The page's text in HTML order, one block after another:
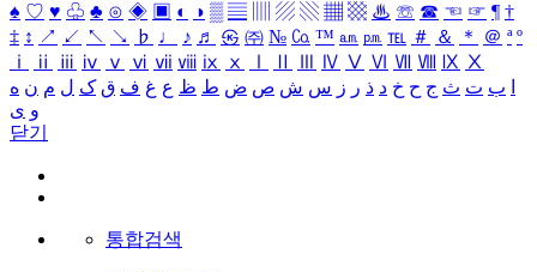
♠ ♡ ♥ ♧ ♣ ⊙ ◈ ▣ ◐ ◑ ▒ ▤ ▨ ▧ ▦ ▩ ♨ ☏ ☎ ☜ ☞ ¶ †
‡ ↕ ↗ ↙ ↖ ↘ ♭ ♩ ♪ ♬ ㉿ ㈜ № ㏇ ™ ㏂ ㏘ ℡ ＃ ＆ ＊ ＠ ª º
ⅰ
ⅱ ⅲ ⅳ ⅴ ⅵ ⅶ ⅷ ⅸ ⅹ Ⅳ Ⅴ Ⅵ Ⅶ Ⅷ Ⅸ Ⅹ
ب ت ث ج ح خ د ذ ر ز س ش ص ض ط ظ ع غ ف ق ک ل م ن ه
و ی
닫기
통합검색